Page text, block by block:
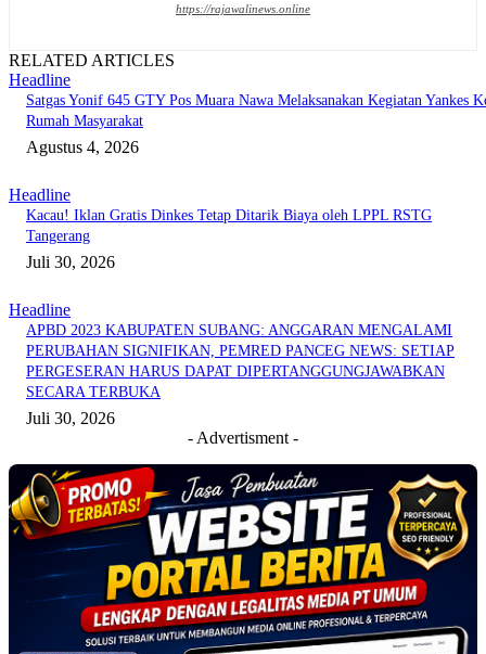
https://rajawalinews.online
RELATED ARTICLES
Headline
Satgas Yonif 645 GTY Pos Muara Nawa Melaksanakan Kegiatan Yankes
Rumah Masyarakat
Agustus 4, 2026
Headline
Kacau! Iklan Gratis Dinkes Tetap Ditarik Biaya oleh LPPL RSTG
Tangerang
Juli 30, 2026
Headline
APBD 2023 KABUPATEN SUBANG: ANGGARAN MENGALAMI
PERUBAHAN SIGNIFIKAN, PEMRED PANCEG NEWS: SETIAP
PERGESERAN HARUS DAPAT DIPERTANGGUNGJAWABKAN
SECARA TERBUKA
Juli 30, 2026
- Advertisment -